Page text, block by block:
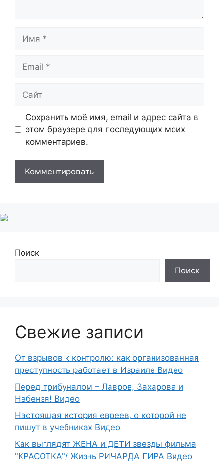
Сохранить моё имя, email и адрес сайта в
этом браузере для последующих моих
комментариев.
Поиск
Поиск
Свежие записи
От взрывов к контролю: как организованная
преступность работает в Израиле Видео
Перед трибуналом – Лавров, Захарова и
Небензя! Видео
Настоящая история евреев, о которой не
пишут в учебниках Видео
Как выглядят ЖЕНА и ДЕТИ звезды фильма
"КРАСОТКА"/ Жизнь РИЧАРДА ГИРА Видео